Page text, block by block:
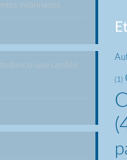
informados
que cambió
(1)